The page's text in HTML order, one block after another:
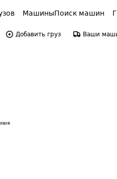
МашиныПоиск машин
Добавить груз Ваши